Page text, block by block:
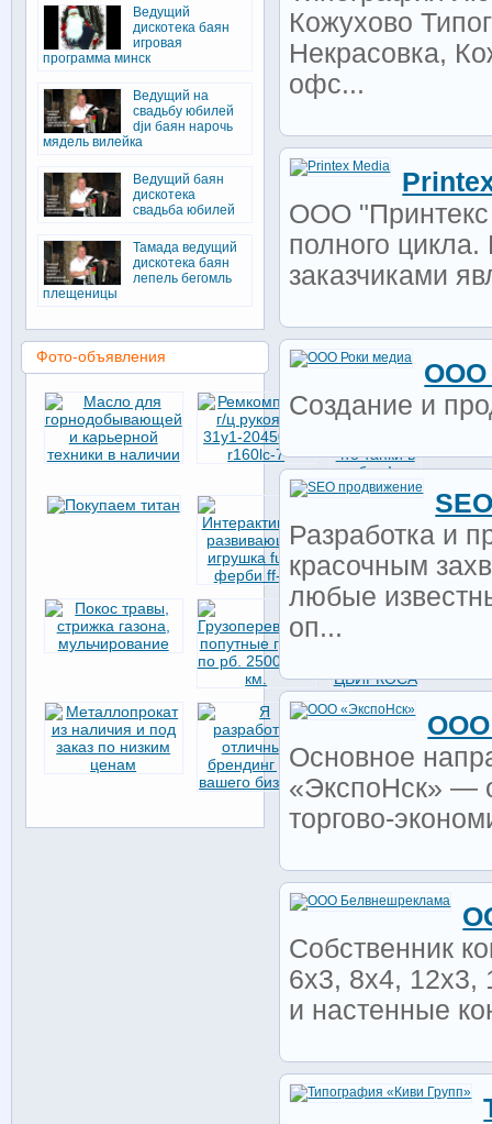
Кожухово
Некрасовка,
офс...
ООО "Принтекс
полного
заказчиками
ООО
Создание и
Разработка и
красочным
любые
оп...
ООО
Основное
«ЭкспоНск» —
торгово-
Собственник
6х3, 8х4, 12х3,
и настенные
Ведущий
дискотека баян
игровая
программа минск
Ведущий на
свадьбу юбилей
djи баян нарочь
мядель вилейка
Ведущий баян
дискотека
свадьба юбилей
Тамада ведущий
дискотека баян
лепель бегомль
плещеницы
Фото-объявления